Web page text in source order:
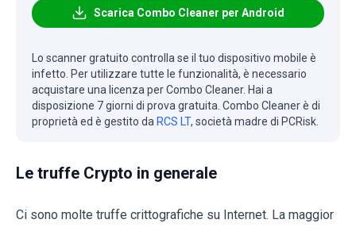
Scarica Combo Cleaner per Android
Lo scanner gratuito controlla se il tuo dispositivo mobile è
infetto. Per utilizzare tutte le funzionalità, è necessario
acquistare una licenza per Combo Cleaner. Hai a
disposizione 7 giorni di prova gratuita. Combo Cleaner è di
proprietà ed è gestito da RCS LT, società madre di PCRisk.
Le truffe Crypto in generale
Ci sono molte truffe crittografiche su Internet. La maggior